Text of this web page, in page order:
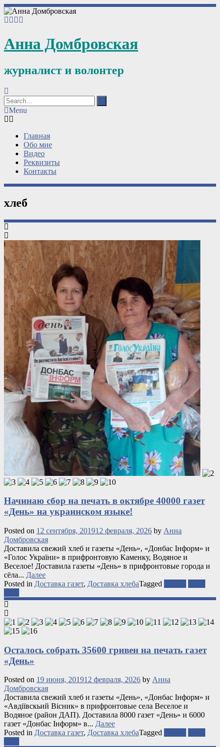
Анна Домбровская
журналист и волонтер
Menu
Главная
Обо мне
Видео
Реквизиты
Контакты
хлеб
Начинаю сбор на печать в октябре 40000 газет
«День» на украинском языке!
Posted on 12 сентября, 201912 февраля, 2026 by Анна
Домбровская
Доставила свежий хлеб и газеты «День», «Донбас Інформ» и
«Голос України» в прифронтовую Каменку, Водяное и
Веселое! Доставила газеты «День» в прифронтовые города и
сёла... Далее
Posted in Доставка газет, Доставка хлебаTagged
Осталось собрать 35600 гривен на печать газет
«День»
Posted on 19 июня, 201912 февраля, 2026 by Анна
Домбровская
Доставила свежий хлеб и газеты «День», «Донбас Інформ» и
«Авдіївскьий Вісник» в прифронтовые села Веселое и
Водяное (район ДАП). Доставила 8000 газет «День» и 6000
газет «Донбас Інформ» в... Далее
Posted in Доставка газет, Доставка хлебаTagged